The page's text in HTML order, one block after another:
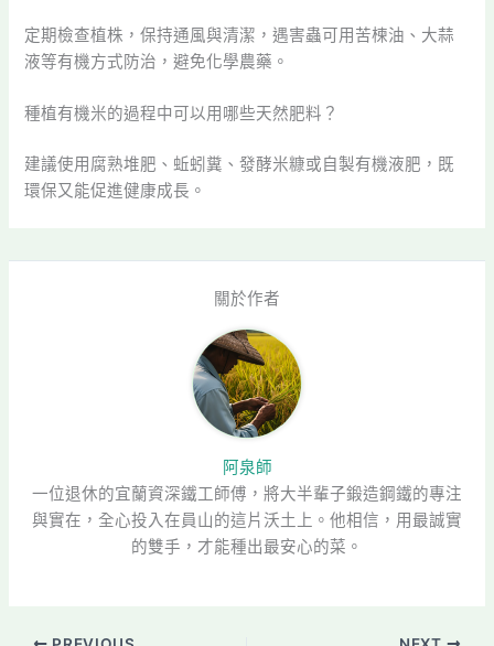
定期檢查植株，保持通風與清潔，遇害蟲可用苦楝油、大蒜
液等有機方式防治，避免化學農藥。
種植有機米的過程中可以用哪些天然肥料？
建議使用腐熟堆肥、蚯蚓糞、發酵米糠或自製有機液肥，既
環保又能促進健康成長。
關於作者
阿泉師
一位退休的宜蘭資深鐵工師傅，將大半輩子鍛造鋼鐵的專注
與實在，全心投入在員山的這片沃土上。他相信，用最誠實
的雙手，才能種出最安心的菜。